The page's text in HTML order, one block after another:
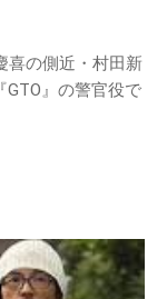
喜の側近・村田新
』の警官役で